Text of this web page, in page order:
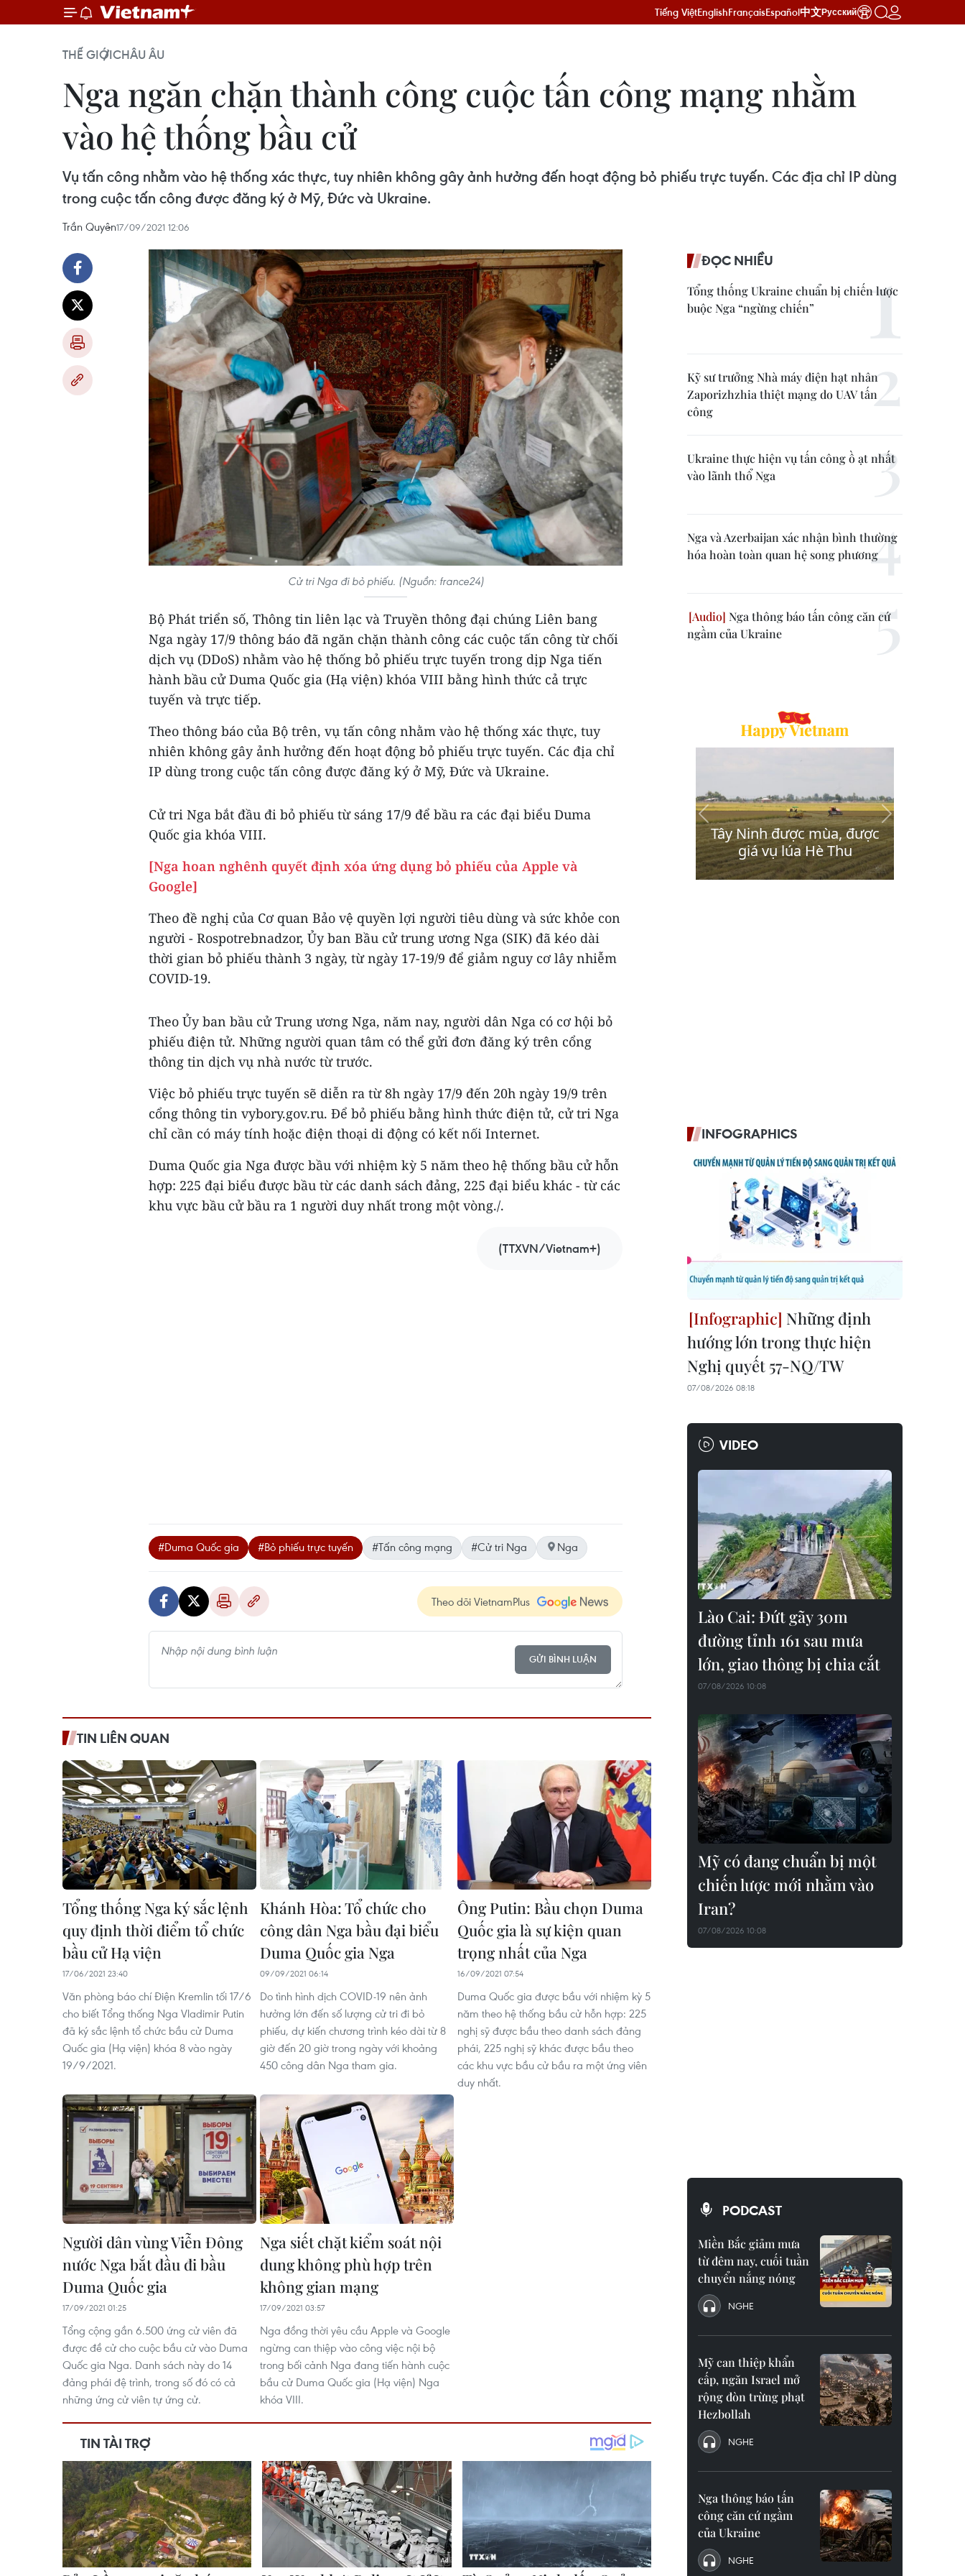
Tiếng ViệtEnglishFrançaisEspañol中文Русский
THẾ GIỚICHÂU ÂU
Nga ngăn chặn thành công cuộc tấn công mạng nhằm
vào hệ thống bầu cử
Vụ tấn công nhằm vào hệ thống xác thực, tuy nhiên không gây ảnh hưởng đến hoạt động bỏ phiếu trực tuyến. Các địa chỉ IP dùng
trong cuộc tấn công được đăng ký ở Mỹ, Đức và Ukraine.
Trần Quyên17/09/2021 12:06
Cử tri Nga đi bỏ phiếu. (Nguồn: france24)
Bộ Phát triển số, Thông tin liên lạc và Truyền thông đại chúng Liên bang
Nga ngày 17/9 thông báo đã ngăn chặn thành công các cuộc tấn công từ chối
dịch vụ (DDoS) nhằm vào hệ thống bỏ phiếu trực tuyến trong dịp Nga tiến
hành bầu cử Duma Quốc gia (Hạ viện) khóa VIII bằng hình thức cả trực
tuyến và trực tiếp.
Theo thông báo của Bộ trên, vụ tấn công nhằm vào hệ thống xác thực, tuy
nhiên không gây ảnh hưởng đến hoạt động bỏ phiếu trực tuyến. Các địa chỉ
IP dùng trong cuộc tấn công được đăng ký ở Mỹ, Đức và Ukraine.
Cử tri Nga bắt đầu đi bỏ phiếu từ sáng 17/9 để bầu ra các đại biểu Duma
Quốc gia khóa VIII.
[Nga hoan nghênh quyết định xóa ứng dụng bỏ phiếu của Apple và
Google]
Theo đề nghị của Cơ quan Bảo vệ quyền lợi người tiêu dùng và sức khỏe con
người - Rospotrebnadzor, Ủy ban Bầu cử trung ương Nga (SIK) đã kéo dài
thời gian bỏ phiếu thành 3 ngày, từ ngày 17-19/9 để giảm nguy cơ lây nhiễm
COVID-19.
Theo Ủy ban bầu cử Trung ương Nga, năm nay, người dân Nga có cơ hội bỏ
phiếu điện tử. Những người quan tâm có thể gửi đơn đăng ký trên cổng
thông tin dịch vụ nhà nước từ trước.
Việc bỏ phiếu trực tuyến sẽ diễn ra từ 8h ngày 17/9 đến 20h ngày 19/9 trên
cổng thông tin vybory.gov.ru. Để bỏ phiếu bằng hình thức điện tử, cử tri Nga
chỉ cần có máy tính hoặc điện thoại di động có kết nối Internet.
Duma Quốc gia Nga được bầu với nhiệm kỳ 5 năm theo hệ thống bầu cử hỗn
hợp: 225 đại biểu được bầu từ các danh sách đảng, 225 đại biểu khác - từ các
khu vực bầu cử bầu ra 1 người duy nhất trong một vòng./.
(TTXVN/Vietnam+)
#Duma Quốc gia #Bỏ phiếu trực tuyến #Tấn công mạng #Cử tri Nga Nga
Theo dõi VietnamPlus
GỬI BÌNH LUẬN
TIN LIÊN QUAN
Tổng thống Nga ký sắc lệnh
quy định thời điểm tổ chức
bầu cử Hạ viện
17/06/2021 23:40
Văn phòng báo chí Điện Kremlin tối 17/6
cho biết Tổng thống Nga Vladimir Putin
đã ký sắc lệnh tổ chức bầu cử Duma
Quốc gia (Hạ viện) khóa 8 vào ngày
19/9/2021.
Khánh Hòa: Tổ chức cho
công dân Nga bầu đại biểu
Duma Quốc gia Nga
09/09/2021 06:14
Do tình hình dịch COVID-19 nên ảnh
hưởng lớn đến số lượng cử tri đi bỏ
phiếu, dự kiến chương trình kéo dài từ 8
giờ đến 20 giờ trong ngày với khoảng
450 công dân Nga tham gia.
Ông Putin: Bầu chọn Duma
Quốc gia là sự kiện quan
trọng nhất của Nga
16/09/2021 07:54
Duma Quốc gia được bầu với nhiệm kỳ 5
năm theo hệ thống bầu cử hỗn hợp: 225
nghị sỹ được bầu theo danh sách đảng
phái, 225 nghị sỹ khác được bầu theo
các khu vực bầu cử bầu ra một ứng viên
duy nhất.
Người dân vùng Viễn Đông
nước Nga bắt đầu đi bầu
Duma Quốc gia
17/09/2021 01:25
Tổng cộng gần 6.500 ứng cử viên đã
được đề cử cho cuộc bầu cử vào Duma
Quốc gia Nga. Danh sách này do 14
đảng phái đệ trình, trong số đó có cả
những ứng cử viên tự ứng cử.
Nga siết chặt kiểm soát nội
dung không phù hợp trên
không gian mạng
17/09/2021 03:57
Nga đồng thời yêu cầu Apple và Google
ngừng can thiệp vào công việc nội bộ
trong bối cảnh Nga đang tiến hành cuộc
bầu cử Duma Quốc gia (Hạ viện) Nga
khóa VIII.
ĐỌC NHIỀU
Tổng thống Ukraine chuẩn bị chiến lược
buộc Nga “ngừng chiến”
Kỹ sư trưởng Nhà máy điện hạt nhân
Zaporizhzhia thiệt mạng do UAV tấn
công
Ukraine thực hiện vụ tấn công ồ ạt nhất
vào lãnh thổ Nga
Nga và Azerbaijan xác nhận bình thường
hóa hoàn toàn quan hệ song phương
Nga thông báo tấn công căn cứ
ngầm của Ukraine
INFOGRAPHICS
Những định
hướng lớn trong thực hiện
Nghị quyết 57-NQ/TW
07/08/2026 08:18
VIDEO
Lào Cai: Đứt gãy 30m
đường tỉnh 161 sau mưa
lớn, giao thông bị chia cắt
07/08/2026 10:08
Mỹ có đang chuẩn bị một
chiến lược mới nhằm vào
Iran?
07/08/2026 10:08
PODCAST
Miền Bắc giảm mưa
từ đêm nay, cuối tuần
chuyển nắng nóng
NGHE
Mỹ can thiệp khẩn
cấp, ngăn Israel mở
rộng đòn trừng phạt
Hezbollah
NGHE
Nga thông báo tấn
công căn cứ ngầm
của Ukraine
NGHE